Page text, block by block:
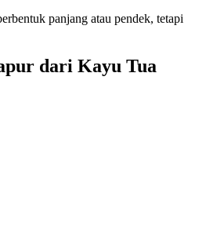
panjang atau pendek, tetapi
dari Kayu Tua